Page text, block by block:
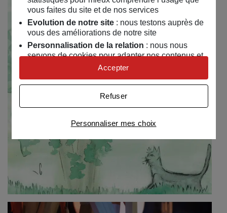
vous faites du site et de nos services
Evolution de notre site: nous testons auprès de
vous des améliorations de notre site
Personnalisation de la relation : nous nous
servons de cookies pour adapter nos contenus et
personnaliser nos offres
Univers publicitaire: nous utilisons avec nos
publicités personnalisées
Personnaliser mes choix
Refuser
Accepter